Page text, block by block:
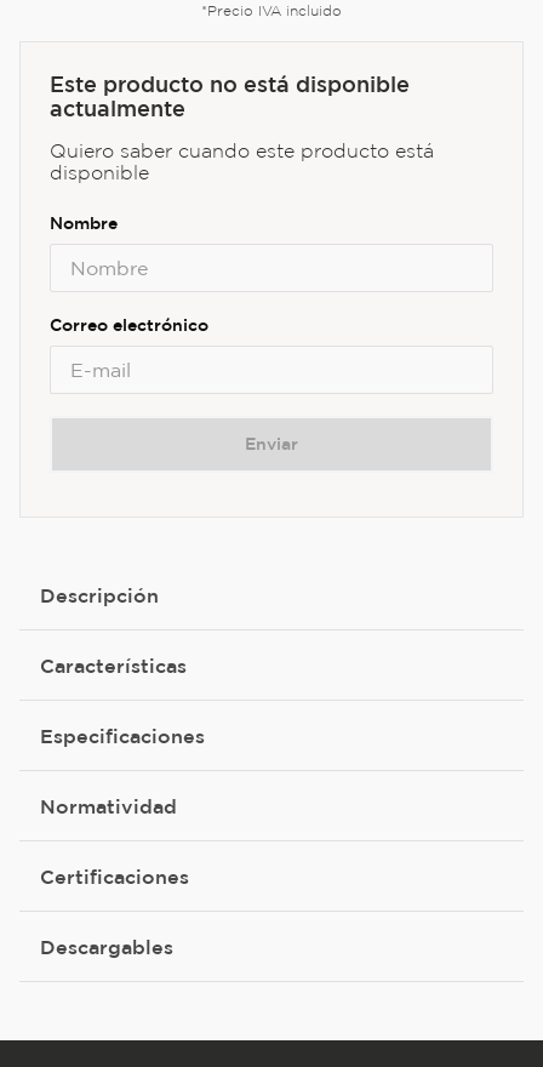
*Precio IVA incluido
Este producto no está disponible
actualmente
Quiero saber cuando este producto está
disponible
Enviar
Descripción
Características
Especificaciones
Normatividad
Certificaciones
Descargables